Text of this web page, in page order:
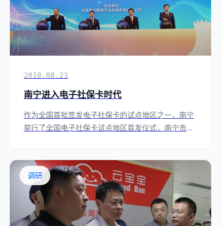
2018.08.23
南宁进入电子社保卡时代
作为全国首批签发电子社保卡的试点地区之一，南宁
举行了全国电子社保卡试点地区首发仪式，南宁市人
调研